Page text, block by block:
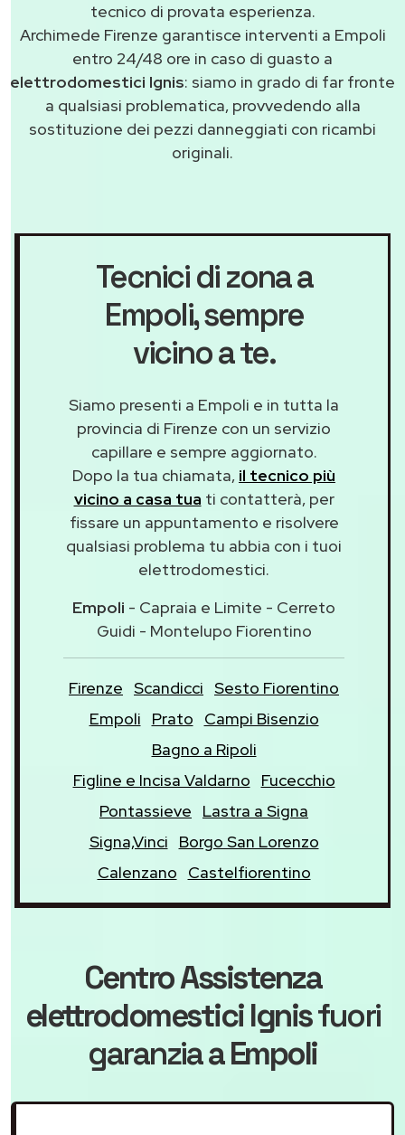
tecnico di provata esperienza.
Archimede Firenze garantisce interventi a Empoli
entro 24/48 ore in caso di guasto a
elettrodomestici Ignis: siamo in grado di far fronte
a qualsiasi problematica, provvedendo alla
sostituzione dei pezzi danneggiati con ricambi
originali.
Tecnici di zona a
Empoli, sempre
vicino a te.
Siamo presenti a Empoli e in tutta la
provincia di Firenze con un servizio
capillare e sempre aggiornato.
Dopo la tua chiamata, il tecnico più
vicino a casa tua ti contatterà, per
fissare un appuntamento e risolvere
qualsiasi problema tu abbia con i tuoi
elettrodomestici.
Empoli - Capraia e Limite - Cerreto
Guidi - Montelupo Fiorentino
Firenze Scandicci Sesto Fiorentino
Empoli
Prato
Campi Bisenzio
Bagno a Ripoli
Figline e Incisa Valdarno
Fucecchio
Pontassieve
Lastra a Signa
Signa,Vinci
Borgo San Lorenzo
Calenzano
Castelfiorentino
Centro Assistenza
elettrodomestici Ignisfuori
garanziaa Empoli